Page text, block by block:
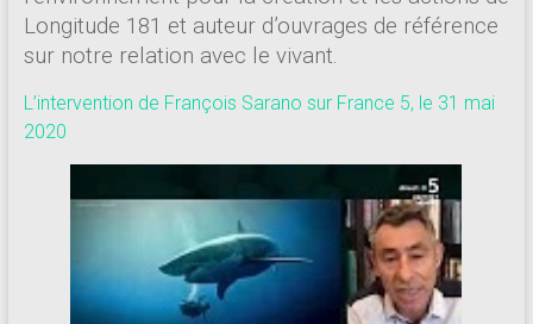
Longitude 181 et auteur d’ouvrages de référence
sur notre relation avec le vivant.
L’intervention de François Sarano sur France 5, le 31 mai
2020